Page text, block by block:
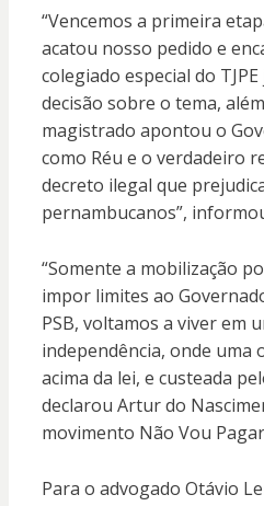
“Vencemos a primeira
acatou nosso pedido e
colegiado especial do
decisão sobre o tema,
magistrado apontou o
como Réu e o verdadeiro
decreto ilegal que
pernambucanos”,
“Somente a mobilização
impor limites ao
PSB, voltamos a viver em
independência, onde uma
acima da lei, e custeada
declarou Artur do
movimento Não Vou
Para o advogado Otávio